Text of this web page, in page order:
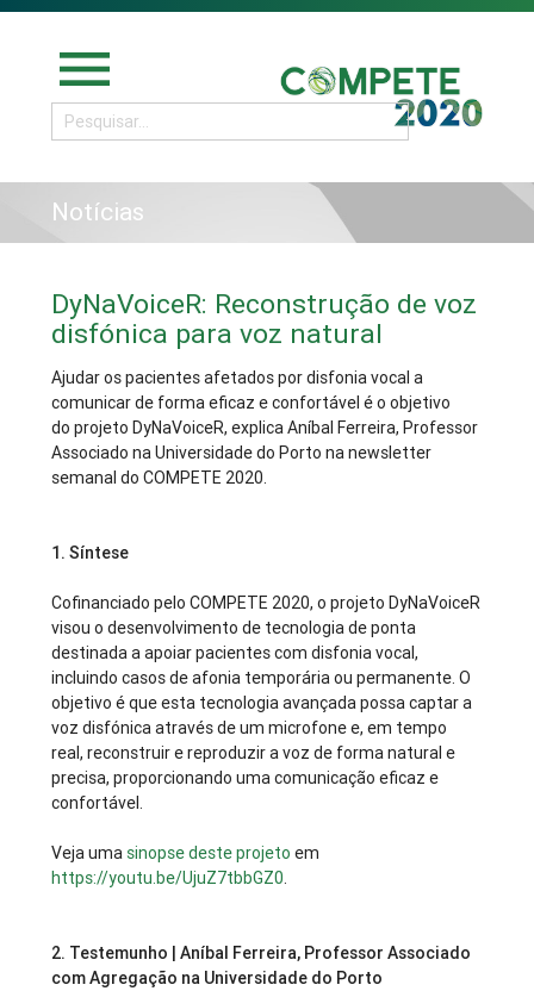
menu
Notícias
DyNaVoiceR: Reconstrução de voz
disfónica para voz natural
Ajudar os pacientes afetados por disfonia vocal a
comunicar de forma eficaz e confortável é o objetivo
do projeto DyNaVoiceR, explica Aníbal Ferreira, Professor
Associado na Universidade do Porto na newsletter
semanal do COMPETE 2020.
1. Síntese
Cofinanciado pelo COMPETE 2020, o projeto DyNaVoiceR
visou o desenvolvimento de tecnologia de ponta
destinada a apoiar pacientes com disfonia vocal,
incluindo casos de afonia temporária ou permanente. O
objetivo é que esta tecnologia avançada possa captar a
voz disfónica através de um microfone e, em tempo
real, reconstruir e reproduzir a voz de forma natural e
precisa, proporcionando uma comunicação eficaz e
confortável.
Veja uma sinopse deste projeto em
https://youtu.be/UjuZ7tbbGZ0.
2. Testemunho | Aníbal Ferreira, Professor Associado
com Agregação na Universidade do Porto